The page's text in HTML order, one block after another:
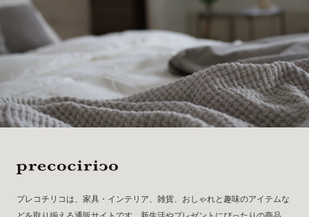
プレコチリコは、家具・インテリア、雑貨、おしゃれと趣味のアイテムな